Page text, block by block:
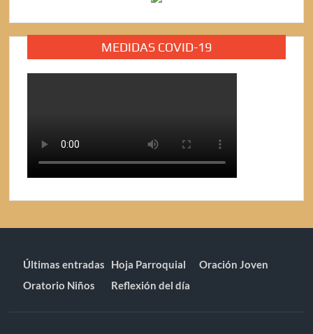
MEDIDAS COVID-19
Últimas entradas Hoja Parroquial
Oración Joven
Oratorio Niños
Reflexión del día